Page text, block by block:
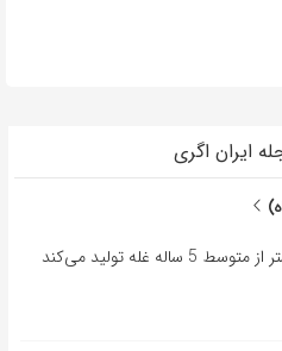
ایران اگری
غله تولید می‌کند